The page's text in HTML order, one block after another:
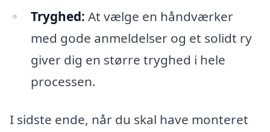
Tryghed: At vælge en håndværker
med gode anmeldelser og et solidt ry
giver dig en større tryghed i hele
processen.
I sidste ende, når du skal have monteret